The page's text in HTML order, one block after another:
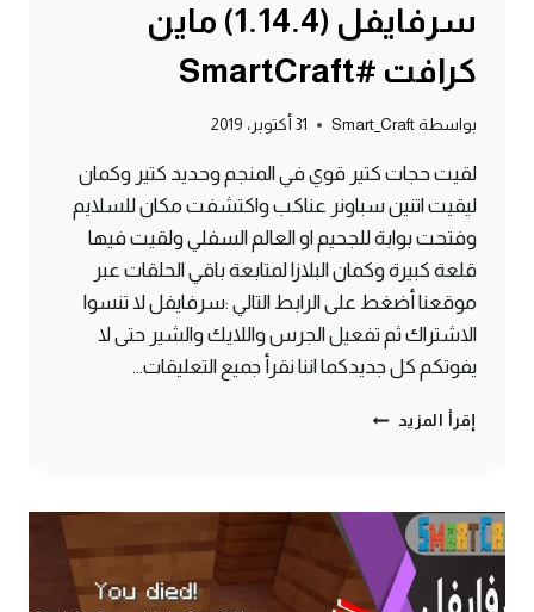
سرفايفل (1.14.4) ماين
كرافت #SmartCraft
بواسطة Smart_Craft 31 أكتوبر، 2019
لقيت حجات كتير قوي في المنجم وحديد كتير وكمان
ليقيت اتنين سباونر عناكب واكتشفت مكان للسلايم
وفتحت بوابة للجحيم او العالم السفلي ولقيت فيها
قلعة كبيرة وكمان البلازا لمتابعة باقي الحلقات عبر
موقعنا أضغط على الرابط التالي :سرفايفل لا تنسوا
الاشتراك ثم تفعيل الجرس واللايك والشير حتى لا
يفوتكم كل جديدكما اننا نقرأ جميع التعليقات…
إقرأ المزيد الحلقة
وفتحت
للجحيم
–